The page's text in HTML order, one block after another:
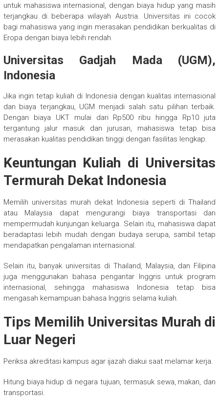
untuk mahasiswa internasional, dengan biaya hidup yang masih
terjangkau di beberapa wilayah Austria. Universitas ini cocok
bagi mahasiswa yang ingin merasakan pendidikan berkualitas di
Eropa dengan biaya lebih rendah.
Universitas Gadjah Mada (UGM),
Indonesia
Jika ingin tetap kuliah di Indonesia dengan kualitas internasional
dan biaya terjangkau, UGM menjadi salah satu pilihan terbaik.
Dengan biaya UKT mulai dari Rp500 ribu hingga Rp10 juta
tergantung jalur masuk dan jurusan, mahasiswa tetap bisa
merasakan kualitas pendidikan tinggi dengan fasilitas lengkap.
Keuntungan Kuliah di Universitas
Termurah Dekat Indonesia
Memilih universitas murah dekat Indonesia seperti di Thailand
atau Malaysia dapat mengurangi biaya transportasi dan
mempermudah kunjungan keluarga. Selain itu, mahasiswa dapat
beradaptasi lebih mudah dengan budaya serupa, sambil tetap
mendapatkan pengalaman internasional.
Selain itu, banyak universitas di Thailand, Malaysia, dan Filipina
juga menggunakan bahasa pengantar Inggris untuk program
internasional, sehingga mahasiswa Indonesia tetap bisa
mengasah kemampuan bahasa Inggris selama kuliah.
Tips Memilih Universitas Murah di
Luar Negeri
Periksa akreditasi kampus agar ijazah diakui saat melamar kerja.
Hitung biaya hidup di negara tujuan, termasuk sewa, makan, dan
transportasi.